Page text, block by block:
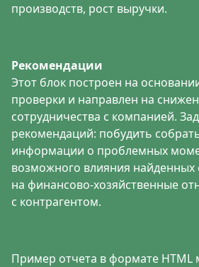
производств, рост выручки.
Рекомендации
Этот блок построен на
проверки и направлен на
сотрудничества с компанией.
рекомендаций: побудить
информации о проблемных
возможного влияния найденных
на финансово-хозяйственные
с контрагентом.
Пример отчета в формате HTML